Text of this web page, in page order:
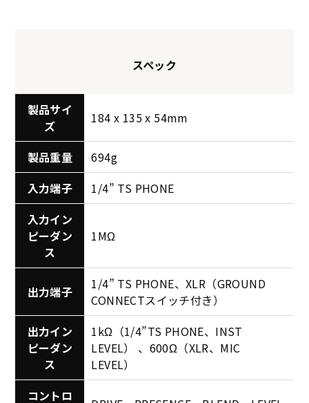
スペック
製品サイ
ズ
184 x 135 x 54mm
製品重量
694g
入力端子
1/4” TS PHONE
入力イン
ピーダン
ス
1MΩ
出力端子
1/4” TS PHONE、XLR（GROUND
CONNECTスイッチ付き）
出力イン
ピーダン
ス
1kΩ（1/4”TS PHONE、INST
LEVEL） 、600Ω（XLR、MIC
LEVEL）
コントロ